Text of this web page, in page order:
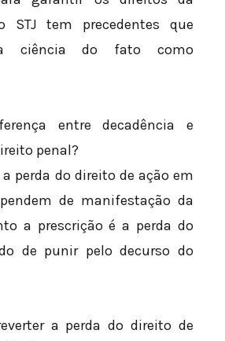
tem precedentes que
a ciência do fato como
entre decadência e
penal?
a perda do direito de ação em
de manifestação da
a prescrição é a perda do
de punir pelo decurso do
a perda do direito de